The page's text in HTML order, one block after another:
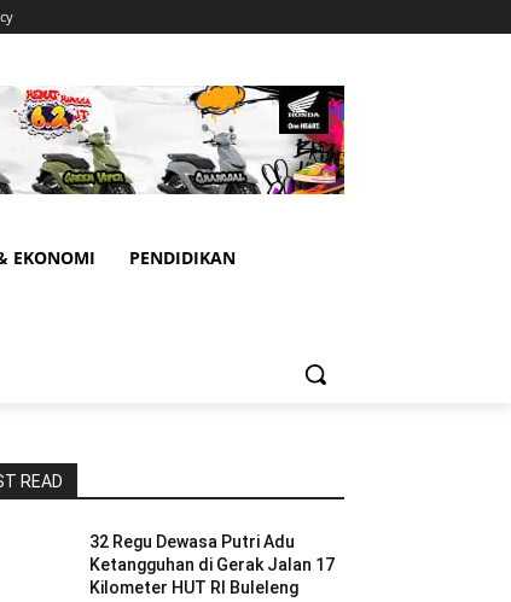
EKONOMI PENDIDIKAN
READ
32 Regu Dewasa Putri Adu
Ketangguhan di Gerak Jalan 17
Kilometer HUT RI Buleleng